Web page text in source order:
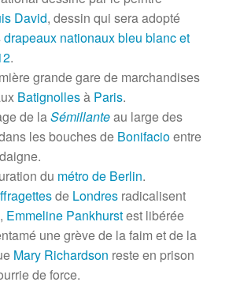
David, dessin qui sera adopté
drapeaux nationaux bleu blanc et
.
grande gare de marchandises
Batignollesà Paris.
de laSémillanteau large des
les bouches de Bonifacioentre
du métro de Berlin.
de Londres radicalisent
Emmeline Pankhurstest libérée
une grève de la faim et de la
Mary Richardson reste en prison
de force.